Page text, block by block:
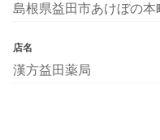
島根県益田市あけぼの本
店名
漢方益田薬局